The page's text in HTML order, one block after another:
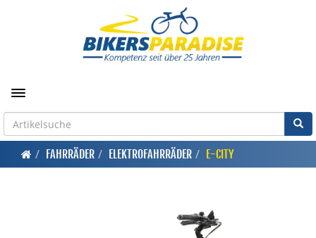
Toggle navigation
FAHRRÄDER ELEKTROFAHRRÄDER E-CITY